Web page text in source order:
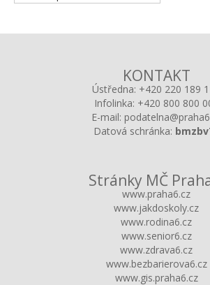
KONTAKT
Ústředna: +420 220 189
Infolinka: +420 800 800
E-mail:
Datová schránka:
Stránky MČ
www.praha6.cz
www.jakdoskoly.cz
www.rodina6.cz
www.senior6.cz
www.zdrava6.cz
www.bezbarierova6.cz
www.gis.praha6.cz